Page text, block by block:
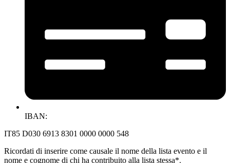
IBAN:
IT85 D030 6913 8301 0000 0000 548
Ricordati di inserire come causale il nome della lista evento e il
nome e cognome di chi ha contribuito alla lista stessa*.